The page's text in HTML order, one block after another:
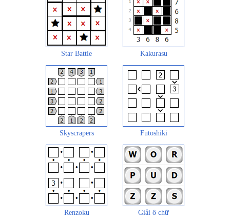
Star Battle Kakurasu
Skyscrapers Futoshiki
Renzoku Giải ô chữ